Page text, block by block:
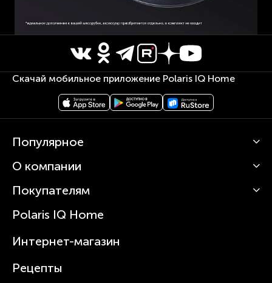
Скачай мобильное приложение Polaris IQ Home
Популярное
Кофемашины
Вертикальные пылесосы
Зубные щетки и ирригаторы
Увлажнители
Посуда
О компании
О Polaris
Статьи
Покупателям
Сервисные центры
Где купить
Polaris IQ Home
Интернет-магазин
Рецепты